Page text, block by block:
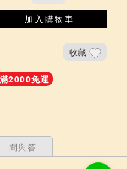
加入購物車
收藏
2000免運
問與答